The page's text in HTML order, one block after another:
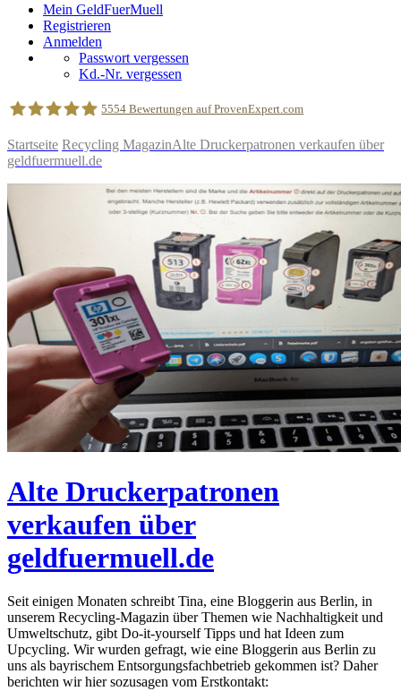
Mein GeldFuerMuell
Registrieren
Anmelden
Passwort vergessen
Kd.-Nr. vergessen
geldfuermuell GmbH
5554 Bewertungen auf ProvenExpert.com
Startseite Recycling MagazinAlte Druckerpatronen verkaufen über
geldfuermuell.de
Alte Druckerpatronen
verkaufen über
geldfuermuell.de
Seit einigen Monaten schreibt Tina, eine Bloggerin aus Berlin, in
unserem Recycling-Magazin über Themen wie Nachhaltigkeit und
Umweltschutz, gibt Do-it-yourself Tipps und hat Ideen zum
Upcycling. Wir wurden gefragt, wie eine Bloggerin aus Berlin zu
uns als bayrischem Entsorgungsfachbetrieb gekommen ist? Daher
berichten wir hier sozusagen vom Erstkontakt: